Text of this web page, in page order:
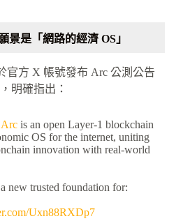
景是「網路的經濟 OS」
官方 X 帳號發布 Arc 公測公告
明確指出：
is an open Layer-1 blockchain
OS for the internet, uniting
innovation with real-world
new trusted foundation for:
Uxn88RXDp7